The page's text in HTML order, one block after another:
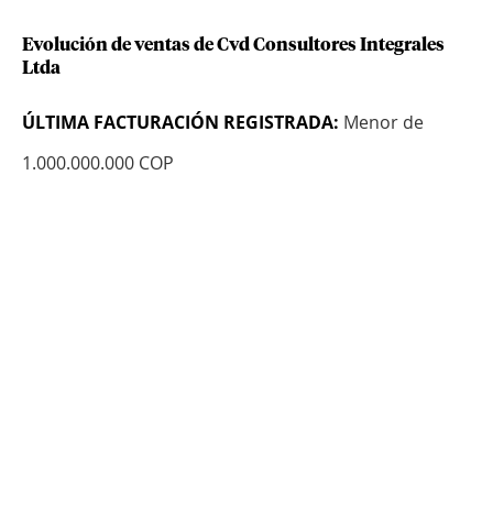
Evolución de ventas de Cvd Consultores Integrales
Ltda
ÚLTIMA FACTURACIÓN REGISTRADA: Menor de
1.000.000.000 COP